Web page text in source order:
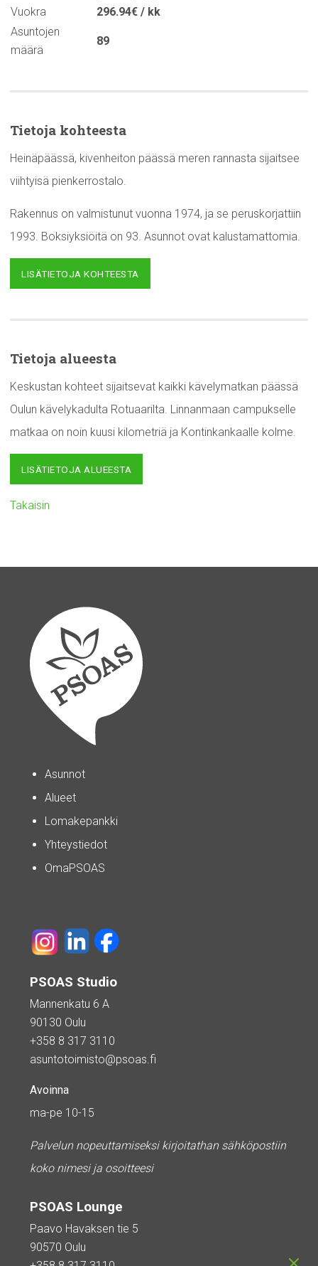
Vuokra
296.94€ / kk
Asuntojen
määrä
89
Tietoja kohteesta
Heinäpäässä, kivenheiton päässä meren rannasta sijaitsee
viihtyisä pienkerrostalo.
Rakennus on valmistunut vuonna 1974, ja se peruskorjattiin
1993. Boksiyksiöitä on 93. Asunnot ovat kalustamattomia.
LISÄTIETOJA KOHTEESTA
Tietoja alueesta
Keskustan kohteet sijaitsevat kaikki kävelymatkan päässä
Oulun kävelykadulta Rotuaarilta. Linnanmaan campukselle
matkaa on noin kuusi kilometriä ja Kontinkankaalle kolme.
LISÄTIETOJA ALUEESTA
Takaisin
Asunnot
Alueet
Lomakepankki
Yhteystiedot
OmaPSOAS
PSOAS Studio
Mannenkatu 6 A
90130 Oulu
+358 8 317 3110
asuntotoimisto@psoas.fi
Avoinna
ma-pe 10-15
Palvelun nopeuttamiseksi kirjoitathan sähköpostiin
koko nimesi ja osoitteesi
PSOAS Lounge
Paavo Havaksen tie 5
90570 Oulu